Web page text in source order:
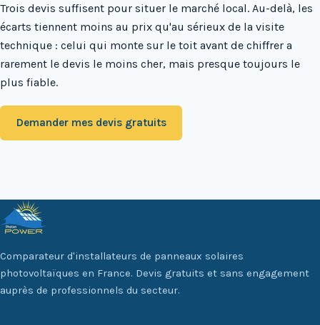
Trois devis suffisent pour situer le marché local. Au-delà, les
écarts tiennent moins au prix qu'au sérieux de la visite
technique : celui qui monte sur le toit avant de chiffrer a
rarement le devis le moins cher, mais presque toujours le
plus fiable.
Demander mes devis gratuits
Comparateur d'installateurs de panneaux solaires
photovoltaïques en France. Devis gratuits et sans engagement
auprès de professionnels du secteur.